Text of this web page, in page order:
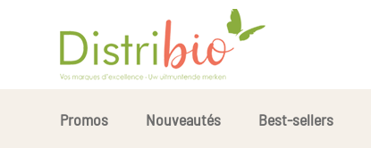
Promos Nouveautés Best-sellers